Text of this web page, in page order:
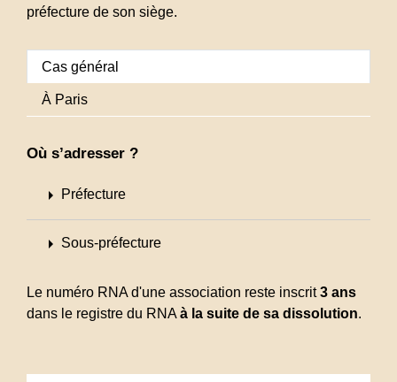
préfecture de son siège.
Cas général
À Paris
Où s’adresser ?
arrow_right Préfecture
arrow_right Sous-préfecture
Le numéro RNA d'une association reste inscrit3 ans
dans le registre du RNAà la suite de sa dissolution.